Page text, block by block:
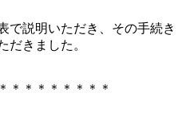
で説明いただき、その手続き
だきました。
＊＊＊＊＊＊＊＊